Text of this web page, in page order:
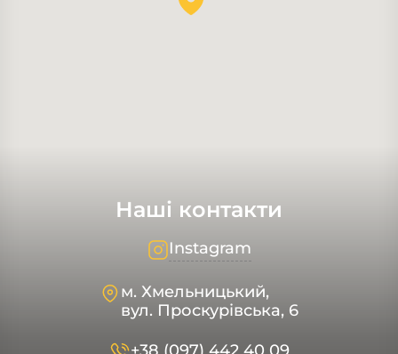
Наші контакти
Instagram
м. Хмельницький,
вул. Проскурівська, 6